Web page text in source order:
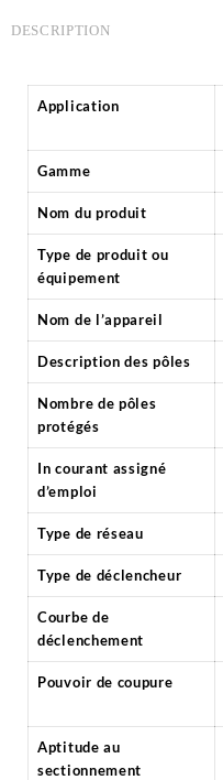
DESCRIPTION
Application
Gamme
Nom du produit
Type de produit ou
équipement
Nom de l’appareil
Description des pôles
Nombre de pôles
protégés
In courant assigné
d’emploi
Type de réseau
Type de déclencheur
Courbe de
déclenchement
Pouvoir de coupure
Aptitude au
sectionnement